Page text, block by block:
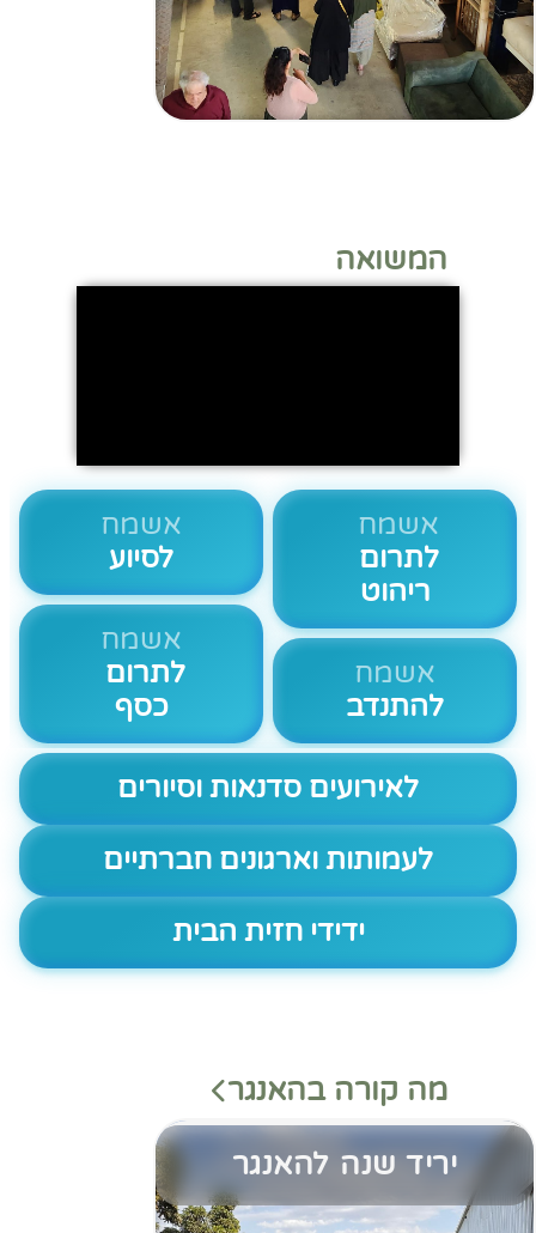
המשואה
אשמח
לתרום
ריהוט
אשמח
להתנדב
אשמח
לסיוע
אשמח
לתרום
כסף
לאירועים סדנאות וסיורים
לעמותות וארגונים חברתיים
ידידי חזית הבית
מה קורה בהאנגר
יריד שנה להאנגר